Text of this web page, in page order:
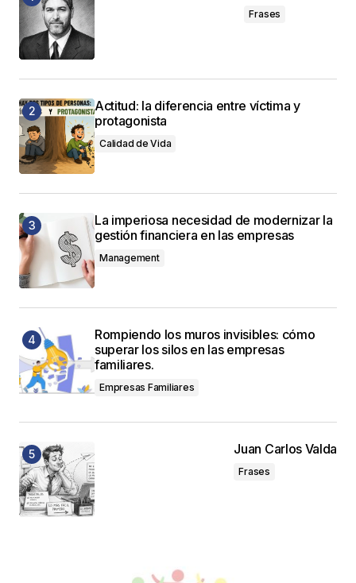
Frases
Actitud: la diferencia entre víctima y
protagonista
Calidad de Vida
La imperiosa necesidad de modernizar la
gestión financiera en las empresas
Management
Rompiendo los muros invisibles: cómo
superar los silos en las empresas
familiares.
Empresas Familiares
Juan Carlos Valda
Frases